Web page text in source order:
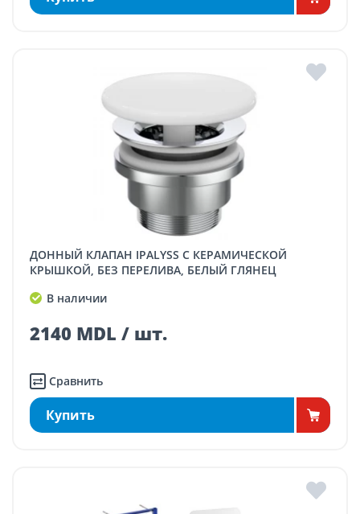
ДОННЫЙ КЛАПАН IPALYSS С КЕРАМИЧЕСКОЙ
КРЫШКОЙ, БЕЗ ПЕРЕЛИВА, БЕЛЫЙ ГЛЯНЕЦ
В наличии
2140 MDL / шт.
Сравнить
Купить